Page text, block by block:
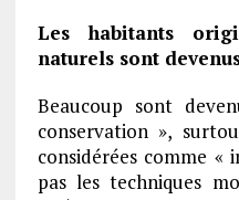
Les habitants
naturels sont
Beaucoup sont
conservation »,
considérées comme «
pas les techniques